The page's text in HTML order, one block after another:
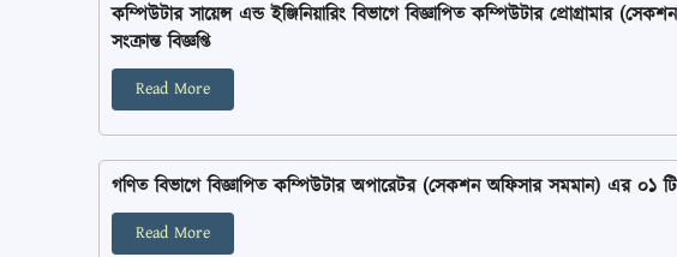
কম্পিউটার সায়েন্স এন্ড ইঞ্জিনিয়ারিং বিভাগে বিজ্ঞাপিত কম্পিউটার প্রোগ্রামার
সংক্রান্ত বিজ্ঞপ্তি
Read More
গণিত বিভাগে বিজ্ঞাপিত কম্পিউটার অপারেটর (সেকশন অফিসার সমমান) এর ০১ টি
Read More